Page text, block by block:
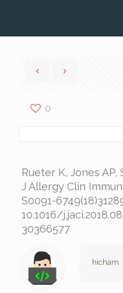
0
Rueter K, Jones AP,
J Allergy Clin
S0091-
10.1016/
30366577
hicham